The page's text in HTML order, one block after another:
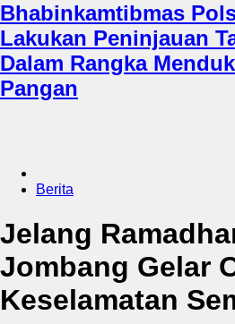
Bhabinkamtibmas
Lakukan Peninjauan
Dalam Rangka
Pangan
Berita
Jelang
Jombang Gelar
Keselamatan